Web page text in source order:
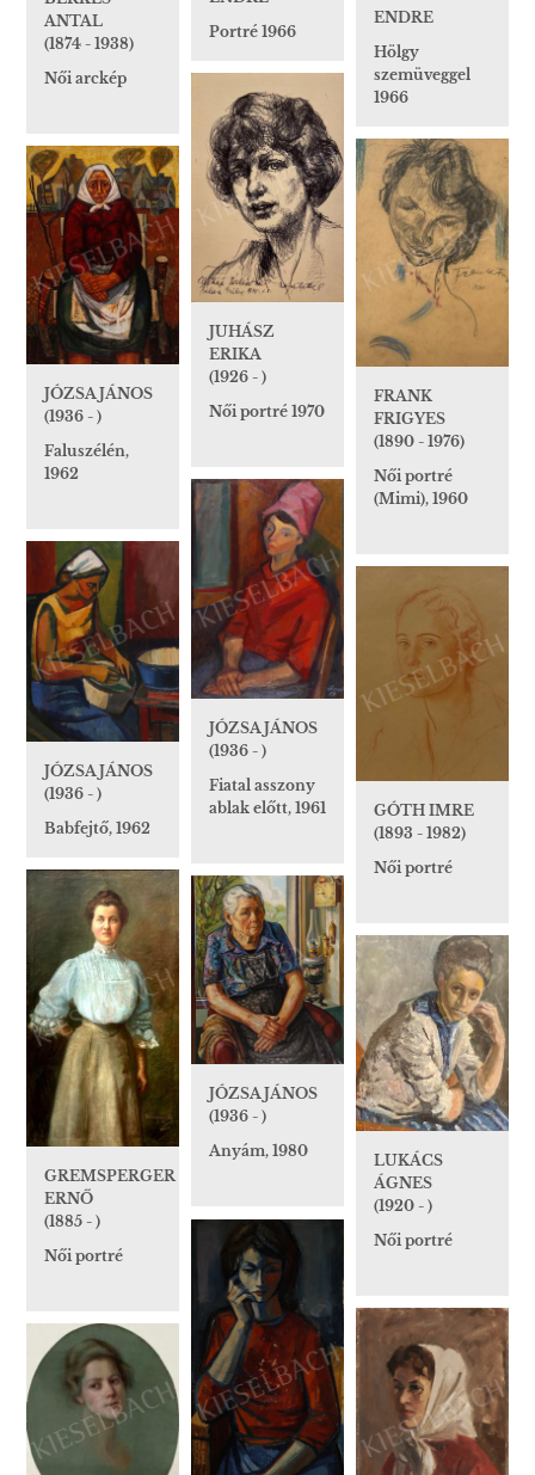
ENDRE
Hölgy
szemüveggel
1966
Portré 1966
ANTAL
(1874 - 1938)
Női arckép
JUHÁSZ
ERIKA
(1926 - )
Női portré 1970
FRANK
FRIGYES
(1890 - 1976)
Női portré
(Mimi), 1960
JÓZSA JÁNOS
(1936 - )
Faluszélén,
1962
JÓZSA JÁNOS
(1936 - )
Fiatal asszony
ablak előtt, 1961
JÓZSA JÁNOS
(1936 - )
Babfejtő, 1962
GÓTH IMRE
(1893 - 1982)
Női portré
GREMSPERGER
ERNŐ
(1885 - )
Női portré
JÓZSA JÁNOS
(1936 - )
Anyám, 1980
LUKÁCS
ÁGNES
(1920 - )
Női portré